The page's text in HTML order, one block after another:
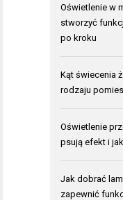
Oświetlenie w
stworzyć
po kroku
Kąt świecenia
rodzaju
Oświetlenie
psują efekt i
Jak dobrać
zapewnić